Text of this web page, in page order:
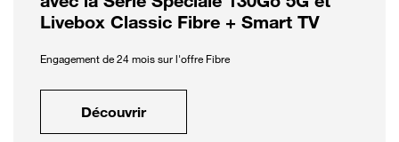
Livebox Classic Fibre + Smart TV
Engagement de 24 mois sur l'offre Fibre
Découvrir